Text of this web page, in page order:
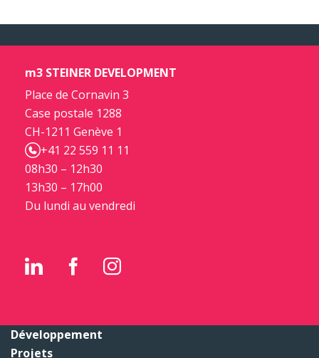
m3 STEINER DEVELOPMENT
Place de Cornavin 3
Case postale 1288
CH-1211 Genève 1
+41 22 559 11 11
08h30 – 12h30
13h30 – 17h00
Du lundi au vendredi
Développement
Projets